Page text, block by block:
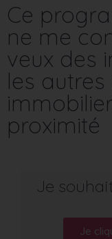
Ce
ne me
veux des
les
proximité
Je
Je